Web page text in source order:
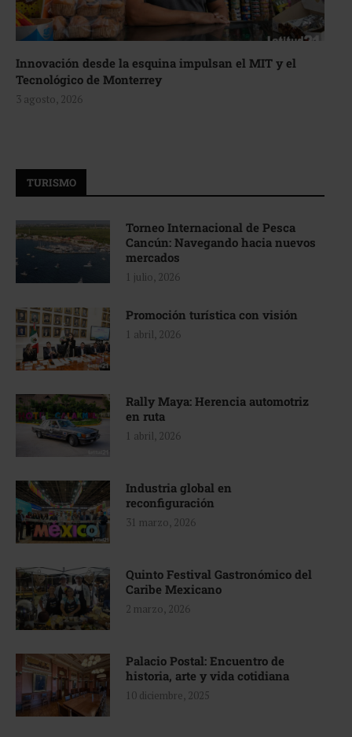
Innovación desde la esquina impulsan el MIT y el
Tecnológico de Monterrey
3 agosto, 2026
TURISMO
Torneo Internacional de Pesca
Cancún: Navegando hacia nuevos
mercados
1 julio, 2026
Promoción turística con visión
1 abril, 2026
Rally Maya: Herencia automotriz
en ruta
1 abril, 2026
Industria global en
reconfiguración
31 marzo, 2026
Quinto Festival Gastronómico del
Caribe Mexicano
2 marzo, 2026
Palacio Postal: Encuentro de
historia, arte y vida cotidiana
10 diciembre, 2025